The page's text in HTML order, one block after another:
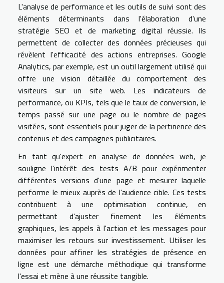
L'analyse de performance et les outils de suivi sont des
éléments déterminants dans l'élaboration d'une
stratégie SEO et de marketing digital réussie. Ils
permettent de collecter des données précieuses qui
révèlent l'efficacité des actions entreprises. Google
Analytics, par exemple, est un outil largement utilisé qui
offre une vision détaillée du comportement des
visiteurs sur un site web. Les indicateurs de
performance, ou KPIs, tels que le taux de conversion, le
temps passé sur une page ou le nombre de pages
visitées, sont essentiels pour juger de la pertinence des
contenus et des campagnes publicitaires.
En tant qu'expert en analyse de données web, je
souligne l'intérêt des tests A/B pour expérimenter
différentes versions d'une page et mesurer laquelle
performe le mieux auprès de l'audience cible. Ces tests
contribuent à une optimisation continue, en
permettant d'ajuster finement les éléments
graphiques, les appels à l'action et les messages pour
maximiser les retours sur investissement. Utiliser les
données pour affiner les stratégies de présence en
ligne est une démarche méthodique qui transforme
l'essai et mène à une réussite tangible.